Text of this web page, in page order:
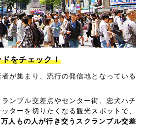
をチェック！
者が集まり、流行の発信地となっている
ンブル交差点やセンター街、忠犬ハチ
ターを切りたくなる観光スポットで、
人もの人が行き交うスクランブル交差